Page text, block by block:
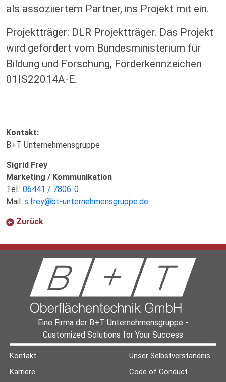
als assoziiertem Partner, ins Projekt mit ein.
Projektträger: DLR Projektträger. Das Projekt
wird gefördert vom Bundesministerium für
Bildung und Forschung, Förderkennzeichen
01IS22014A-E.
Kontakt:
B+T Unternehmensgruppe
Sigrid Frey
Marketing / Kommunikation
Tel.: 06441 / 7806-0
Mail: s.frey@bt-unternehmensgruppe.de
Zurück
Eine Firma der B+T Unternehmensgruppe -
Customized Solutions for Your Success
Kontakt
Karriere
Unser Selbstverständnis
Code of Conduct